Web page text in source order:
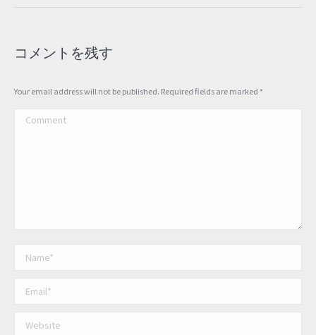
コメントを残す
Your email address will not be published. Required fields are marked *
Comment
Name *
Email *
Website